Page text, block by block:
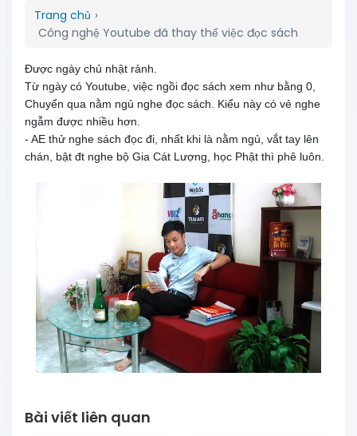
Trang chủ ›
Công nghệ Youtube đã thay thế việc đọc sách
Được ngày chủ nhật rảnh.
Từ ngày có Youtube, việc ngồi đọc sách xem như bằng 0,
Chuyển qua nằm ngủ nghe đọc sách. Kiểu này có vẻ nghe
ngẫm được nhiều hơn.
- AE thử nghe sách đọc đi, nhất khi là nằm ngủ, vắt tay lên
chán, bật đt nghe bộ Gia Cát Lượng, học Phật thì phê luôn.
Bài viết liên quan